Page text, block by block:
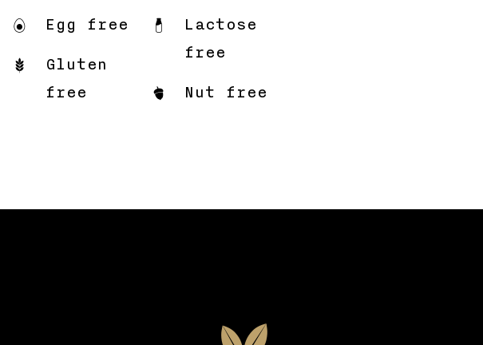
Egg free
Gluten
free
Lactose
free
Nut free